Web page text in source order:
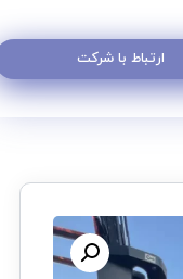
ارتباط با شرکت